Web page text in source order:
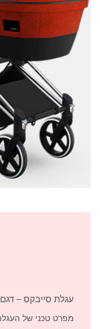
עגלת סייבקס –
מפרט טכני של